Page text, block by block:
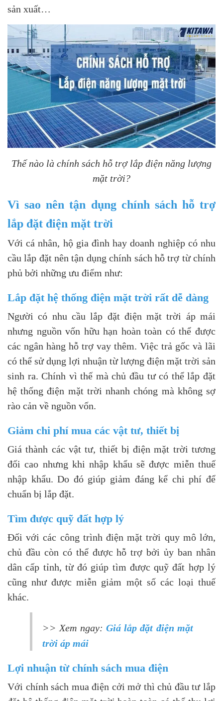
sản xuất…
Thế nào là chính sách hỗ trợ lắp điện năng lượng
mặt trời?
Vì sao nên tận dụng chính sách hỗ trợ
lắp đặt điện mặt trời
Với cá nhân, hộ gia đình hay doanh nghiệp có nhu
cầu lắp đặt nên tận dụng chính sách hỗ trợ từ chính
phủ bởi những ưu điểm như:
Lắp đặt hệ thống điện mặt trời rất dễ dàng
Người có nhu cầu lắp đặt điện mặt trời áp mái
nhưng nguồn vốn hữu hạn hoàn toàn có thể được
các ngân hàng hỗ trợ vay thêm. Việc trả gốc và lãi
có thể sử dụng lợi nhuận từ lượng điện mặt trời sản
sinh ra. Chính vì thế mà chủ đầu tư có thể lắp đặt
hệ thống điện mặt trời nhanh chóng mà không sợ
rào cản về nguồn vốn.
Giảm chi phí mua các vật tư, thiết bị
Giá thành các vật tư, thiết bị điện mặt trời tương
đối cao nhưng khi nhập khẩu sẽ được miễn thuế
nhập khẩu. Do đó giúp giảm đáng kể chi phí để
chuẩn bị lắp đặt.
Tìm được quỹ đất hợp lý
Đối với các công trình điện mặt trời quy mô lớn,
chủ đầu còn có thể được hỗ trợ bởi ủy ban nhân
dân cấp tỉnh, từ đó giúp tìm được quỹ đất hợp lý
cũng như được miễn giảm một số các loại thuế
khác.
>> Xem ngay: Giá lắp đặt điện mặt
trời áp mái
Lợi nhuận từ chính sách mua điện
Với chính sách mua điện cởi mở thì chủ đầu tư lắp